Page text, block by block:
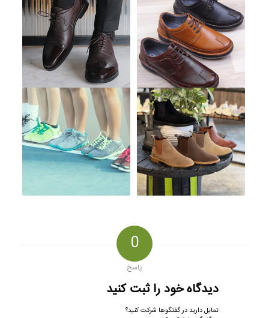
0
پاسخ
دیدگاه خود را ثبت کنید
تمایل دارید در گفتگوها شرکت کنید؟